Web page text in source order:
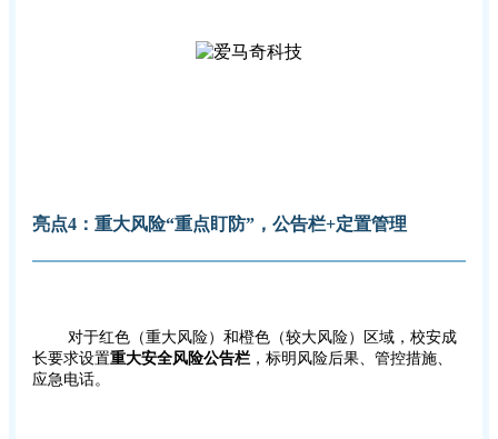
亮点4：重大风险“重点盯防”，公告栏+定置管理
对于红色（重大风险）和橙色（较大风险）区域，校安成
长要求设置重大安全风险公告栏 ，标明风险后果、管控措施、
应急电话。